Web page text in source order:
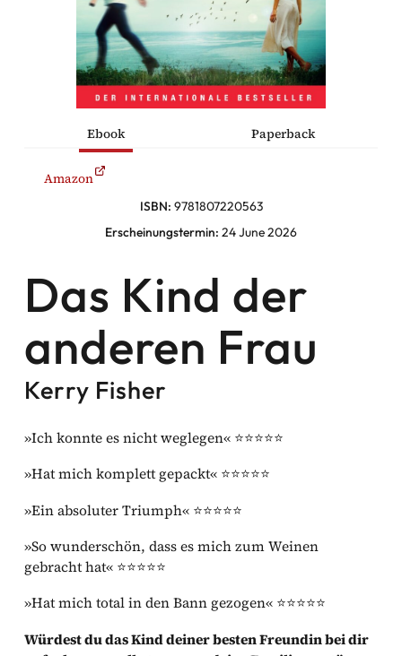
Facebook
Instagram
Twitter
Komödien
Ebook Paperback
Amazon
ISBN: 9781807220563
Erscheinungstermin: 24 June 2026
Das Kind der
anderen Frau
Kerry Fisher
»Ich konnte es nicht weglegen« ⭐⭐⭐⭐⭐
»Hat mich komplett gepackt« ⭐⭐⭐⭐⭐
»Ein absoluter Triumph« ⭐⭐⭐⭐⭐
»So wunderschön, dass es mich zum Weinen
gebracht hat« ⭐⭐⭐⭐⭐
»Hat mich total in den Bann gezogen« ⭐⭐⭐⭐⭐
Würdest du das Kind deiner besten Freundin bei dir